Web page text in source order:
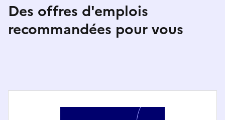
Des offres d'emplois
recommandées pour vous